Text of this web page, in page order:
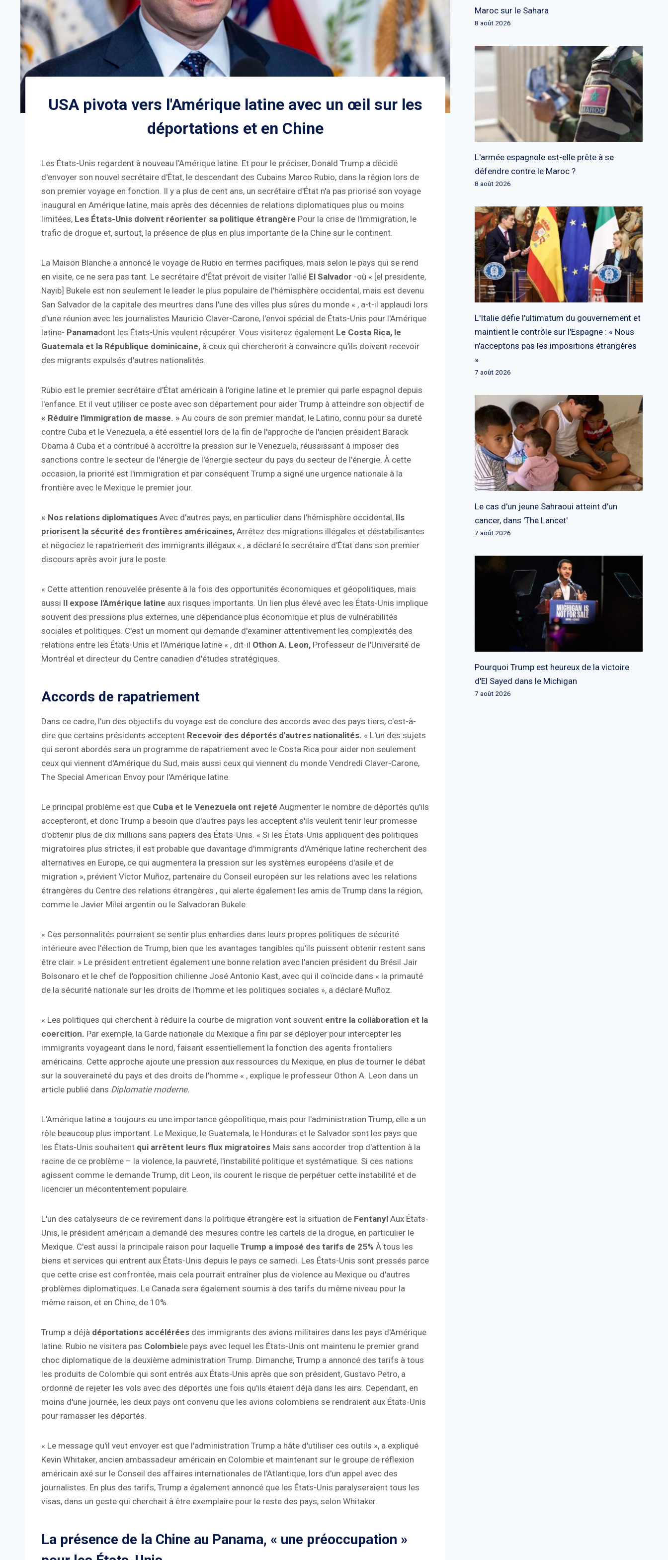
USA pivota vers l'Amérique latine avec un œil sur les
déportations et en Chine
Les États-Unis regardent à nouveau l'Amérique latine. Et pour le préciser, Donald Trump a décidé
d'envoyer son nouvel secrétaire d'État, le descendant des Cubains Marco Rubio, dans la région lors de
son premier voyage en fonction. Il y a plus de cent ans, un secrétaire d'État n'a pas priorisé son voyage
inaugural en Amérique latine, mais après des décennies de relations diplomatiques plus ou moins
limitées, Les États-Unis doivent réorienter sa politique étrangère Pour la crise de l'immigration, le
trafic de drogue et, surtout, la présence de plus en plus importante de la Chine sur le continent.
La Maison Blanche a annoncé le voyage de Rubio en termes pacifiques, mais selon le pays qui se rend
en visite, ce ne sera pas tant. Le secrétaire d'État prévoit de visiter l'allié El Salvador -où « [el presidente,
Nayib] Bukele est non seulement le leader le plus populaire de l'hémisphère occidental, mais est devenu
San Salvador de la capitale des meurtres dans l'une des villes plus sûres du monde « , a-t-il applaudi lors
d'une réunion avec les journalistes Mauricio Claver-Carone, l'envoi spécial de États-Unis pour l'Amérique
latine- Panamadont les États-Unis veulent récupérer. Vous visiterez également Le Costa Rica, le
Guatemala et la République dominicaine, à ceux qui chercheront à convaincre qu'ils doivent recevoir
des migrants expulsés d'autres nationalités.
Rubio est le premier secrétaire d'État américain à l'origine latine et le premier qui parle espagnol depuis
l'enfance. Et il veut utiliser ce poste avec son département pour aider Trump à atteindre son objectif de
« Réduire l'immigration de masse. » Au cours de son premier mandat, le Latino, connu pour sa dureté
contre Cuba et le Venezuela, a été essentiel lors de la fin de l'approche de l'ancien président Barack
Obama à Cuba et a contribué à accroître la pression sur le Venezuela, réussissant à imposer des
sanctions contre le secteur de l'énergie de l'énergie secteur du pays du secteur de l'énergie. À cette
occasion, la priorité est l'immigration et par conséquent Trump a signé une urgence nationale à la
frontière avec le Mexique le premier jour.
« Nos relations diplomatiques Avec d'autres pays, en particulier dans l'hémisphère occidental, Ils
priorisent la sécurité des frontières américaines, Arrêtez des migrations illégales et déstabilisantes
et négociez le rapatriement des immigrants illégaux « , a déclaré le secrétaire d'État dans son premier
discours après avoir jura le poste.
« Cette attention renouvelée présente à la fois des opportunités économiques et géopolitiques, mais
aussi Il expose l'Amérique latine aux risques importants. Un lien plus élevé avec les États-Unis implique
souvent des pressions plus externes, une dépendance plus économique et plus de vulnérabilités
sociales et politiques. C'est un moment qui demande d'examiner attentivement les complexités des
relations entre les États-Unis et l'Amérique latine « , dit-il Othon A. Leon, Professeur de l'Université de
Montréal et directeur du Centre canadien d'études stratégiques.
Accords de rapatriement
Dans ce cadre, l'un des objectifs du voyage est de conclure des accords avec des pays tiers, c'est-à-
dire que certains présidents acceptent Recevoir des déportés d'autres nationalités. « L'un des sujets
qui seront abordés sera un programme de rapatriement avec le Costa Rica pour aider non seulement
ceux qui viennent d'Amérique du Sud, mais aussi ceux qui viennent du monde Vendredi Claver-Carone,
The Special American Envoy pour l'Amérique latine.
Le principal problème est que Cuba et le Venezuela ont rejeté Augmenter le nombre de déportés qu'ils
accepteront, et donc Trump a besoin que d'autres pays les acceptent s'ils veulent tenir leur promesse
d'obtenir plus de dix millions sans papiers des États-Unis. « Si les États-Unis appliquent des politiques
migratoires plus strictes, il est probable que davantage d'immigrants d'Amérique latine recherchent des
alternatives en Europe, ce qui augmentera la pression sur les systèmes européens d'asile et de
migration », prévient Víctor Muñoz, partenaire du Conseil européen sur les relations avec les relations
étrangères du Centre des relations étrangères , qui alerte également les amis de Trump dans la région,
comme le Javier Milei argentin ou le Salvadoran Bukele.
« Ces personnalités pourraient se sentir plus enhardies dans leurs propres politiques de sécurité
intérieure avec l'élection de Trump, bien que les avantages tangibles qu'ils puissent obtenir restent sans
être clair. » Le président entretient également une bonne relation avec l'ancien président du Brésil Jair
Bolsonaro et le chef de l'opposition chilienne José Antonio Kast, avec qui il coïncide dans « la primauté
de la sécurité nationale sur les droits de l'homme et les politiques sociales », a déclaré Muñoz.
« Les politiques qui cherchent à réduire la courbe de migration vont souvent entre la collaboration et la
coercition. Par exemple, la Garde nationale du Mexique a fini par se déployer pour intercepter les
immigrants voyageant dans le nord, faisant essentiellement la fonction des agents frontaliers
américains. Cette approche ajoute une pression aux ressources du Mexique, en plus de tourner le débat
sur la souveraineté du pays et des droits de l'homme « , explique le professeur Othon A. Leon dans un
article publié dans Diplomatie moderne.
L'Amérique latine a toujours eu une importance géopolitique, mais pour l'administration Trump, elle a un
rôle beaucoup plus important. Le Mexique, le Guatemala, le Honduras et le Salvador sont les pays que
les États-Unis souhaitent qui arrêtent leurs flux migratoires Mais sans accorder trop d'attention à la
racine de ce problème – la violence, la pauvreté, l'instabilité politique et systématique. Si ces nations
agissent comme le demande Trump, dit Leon, ils courent le risque de perpétuer cette instabilité et de
licencier un mécontentement populaire.
L'un des catalyseurs de ce revirement dans la politique étrangère est la situation de Fentanyl Aux États-
Unis, le président américain a demandé des mesures contre les cartels de la drogue, en particulier le
Mexique. C'est aussi la principale raison pour laquelle Trump a imposé des tarifs de 25% À tous les
biens et services qui entrent aux États-Unis depuis le pays ce samedi. Les États-Unis sont pressés parce
que cette crise est confrontée, mais cela pourrait entraîner plus de violence au Mexique ou d'autres
problèmes diplomatiques. Le Canada sera également soumis à des tarifs du même niveau pour la
même raison, et en Chine, de 10%.
Trump a déjà déportations accélérées des immigrants des avions militaires dans les pays d'Amérique
latine. Rubio ne visitera pas Colombiele pays avec lequel les États-Unis ont maintenu le premier grand
choc diplomatique de la deuxième administration Trump. Dimanche, Trump a annoncé des tarifs à tous
les produits de Colombie qui sont entrés aux États-Unis après que son président, Gustavo Petro, a
ordonné de rejeter les vols avec des déportés une fois qu'ils étaient déjà dans les airs. Cependant, en
moins d'une journée, les deux pays ont convenu que les avions colombiens se rendraient aux États-Unis
pour ramasser les déportés.
« Le message qu'il veut envoyer est que l'administration Trump a hâte d'utiliser ces outils », a expliqué
Kevin Whitaker, ancien ambassadeur américain en Colombie et maintenant sur le groupe de réflexion
américain axé sur le Conseil des affaires internationales de l'Atlantique, lors d'un appel avec des
journalistes. En plus des tarifs, Trump a également annoncé que les États-Unis paralyseraient tous les
visas, dans un geste qui cherchait à être exemplaire pour le reste des pays, selon Whitaker.
La présence de la Chine au Panama, « une préoccupation »
Maroc sur le Sahara
8 août 2026
L'armée espagnole est-elle prête à se
défendre contre le Maroc ?
8 août 2026
L'Italie défie l'ultimatum du gouvernement et
maintient le contrôle sur l'Espagne : « Nous
n'acceptons pas les impositions étrangères
»
7 août 2026
Le cas d'un jeune Sahraoui atteint d'un
cancer, dans 'The Lancet'
7 août 2026
Pourquoi Trump est heureux de la victoire
d'El Sayed dans le Michigan
7 août 2026